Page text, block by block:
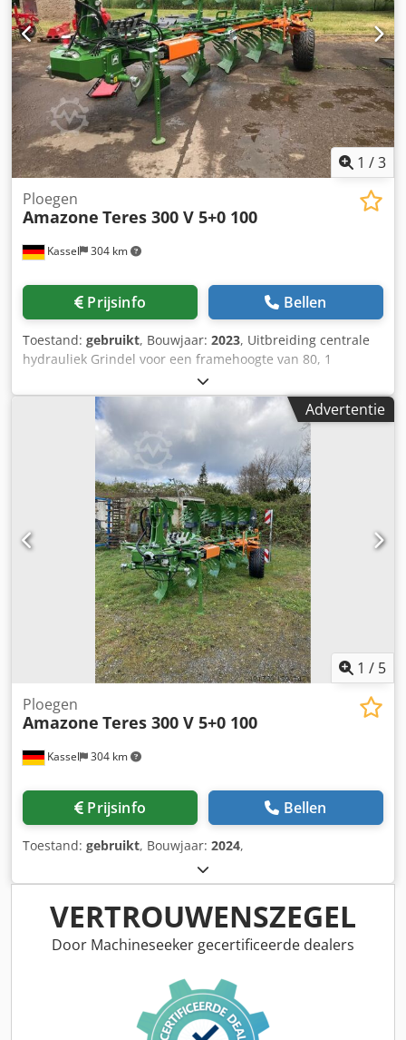
1 /3
Kassel 304 km
Ploegen
Amazone Teres 300 V 5+0 100
Prijsinfo Bellen
Toestand: gebruikt, Bouwjaar: 2023, Uitbreiding centrale
hydrauliek Grindel voor een framehoogte van 80, 1
ploegeenheid STW / 35, 1 paar risters 430, 1 paar HD-
schoenpunten, 1 paar insteekplaat voor STW / 35, 1 paar
schijfkouters voor Variopf schijfkouter D 500, gekarteld
en/of geveerd, 1 Csdpfsr Ucigjx Afwoha
Advertentie
1 / 5
Kassel 304 km
Ploegen
Amazone Teres 300 V 5+0 100
Prijsinfo Bellen
Toestand: gebruikt, Bouwjaar: 2024,
VERTROUWENSZEGEL
Door Machineseeker gecertificeerde dealers